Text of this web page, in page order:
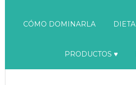
CÓMO DOMINARLA DIETA
PRODUCTOS ♥